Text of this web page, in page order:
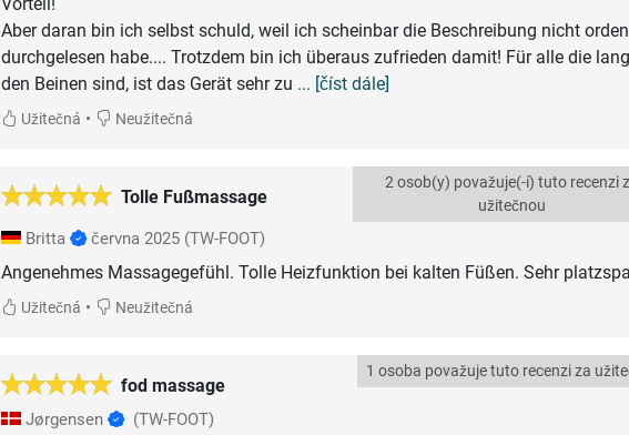
Aber daran bin ich selbst schuld, weil ich scheinbar die Beschreibung nicht
durchgelesen habe.... Trotzdem bin ich überaus zufrieden damit! Für alle die
den Beinen sind, ist das Gerät sehr zu ... [číst dále]
Užitečná • Neužitečná
Tolle Fußmassage
2 osob(y) považuje(-í) tuto recenzi
užitečnou
Britta června 2025 (TW-FOOT)
Angenehmes Massagegefühl. Tolle Heizfunktion bei kalten Füßen. Sehr
Užitečná • Neužitečná
fod massage
1 osoba považuje tuto recenzi za
Jørgensen (TW-FOOT)